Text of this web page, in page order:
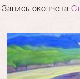
Запись окончена